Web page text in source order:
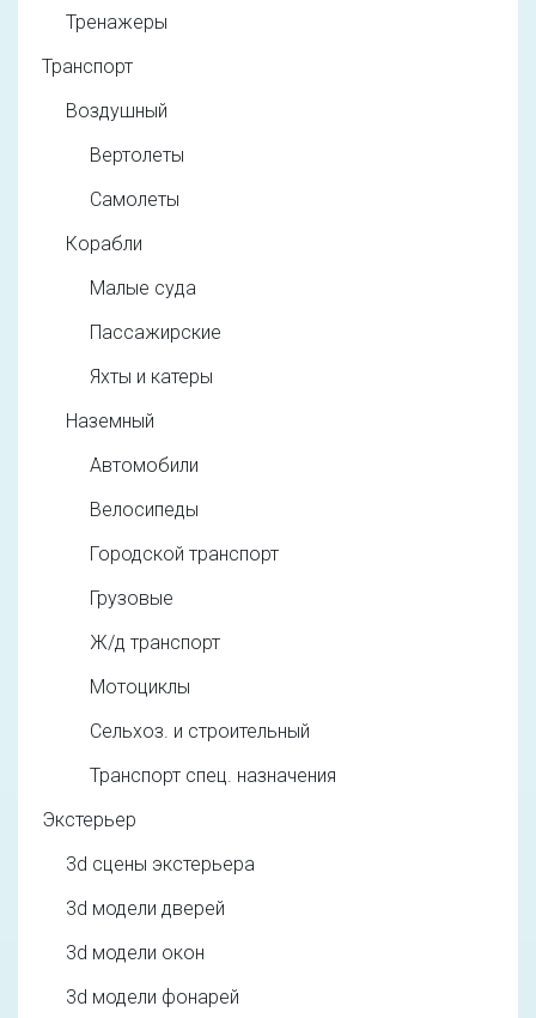
Тренажеры
Транспорт
Воздушный
Вертолеты
Самолеты
Корабли
Малые суда
Пассажирские
Яхты и катеры
Наземный
Автомобили
Велосипеды
Городской транспорт
Грузовые
Ж/д транспорт
Мотоциклы
Сельхоз. и строительный
Транспорт спец. назначения
Экстерьер
3d cцены экстерьера
3d модели дверей
3d модели окон
3d модели фонарей